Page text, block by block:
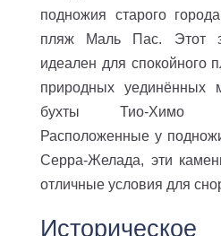
подножия старого
пляж Маль Пас. Этот
идеален для спокойного
природных уединённых
бухты Тио-Химо
Расположенные у
Серра-Желада, эти
отличные условия для